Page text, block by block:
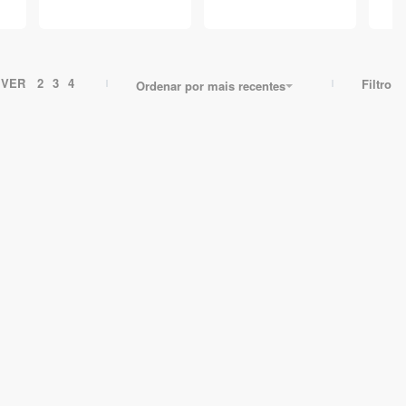
VER 2 3 4 Ordenar por mais recentes Filtro